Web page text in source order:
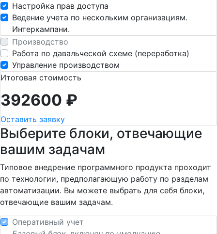
Настройка прав доступа
Ведение учета по нескольким организациям.
Интеркампани.
Производство
Работа по давальческой схеме (переработка)
Управление производством
Итоговая стоимость
392600 ₽
Оставить заявку
Выберите блоки, отвечающие
вашим задачам
Типовое внедрение программного продукта проходит
по технологии, предполагающую работу по разделам
автоматизации. Вы можете выбрать для себя блоки,
отвечающие вашим задачам.
Оперативный учет